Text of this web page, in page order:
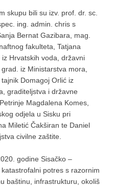
skupu bili su izv. prof. dr. sc.
ing. admin. chris s
Bernat Gazibara, mag.
fakulteta, Tatjana
Hrvatskih voda, državni
iz Ministarstva mora,
Domagoj Orlić iz
graditeljstva i državne
Magdalena Komes,
odjela u Sisku pri
Miletić Čakširan te Daniel
civilne zaštite.
godine Sisačko –
potres s razornim
baštinu, infrastrukturu, okoliš